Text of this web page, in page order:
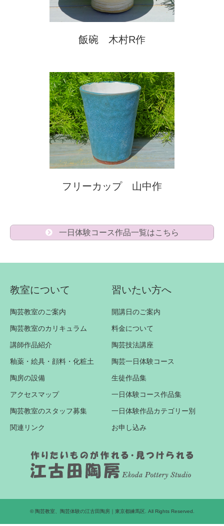
飯碗 木村R作
フリーカップ 山中作
一日体験コース作品一覧はこちら
教室について
陶芸教室のご案内
陶芸教室のカリキュラム
講師作品紹介
釉薬・絵具・顔料・化粧土
陶房の設備
アクセスマップ
陶芸教室のスタッフ募集
関連リンク
習いたい方へ
開講日のご案内
料金について
陶芸技法講座
陶芸一日体験コース
生徒作品集
一日体験コース作品集
一日体験作品カテゴリー別
お申し込み
© 陶芸教室、陶芸体験の江古田陶房｜東京都練馬区. All Rights Reserved.